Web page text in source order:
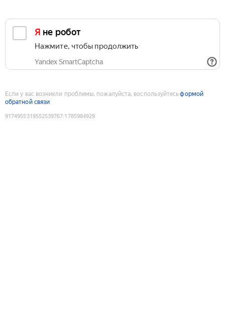
Я не робот
Нажмите, чтобы продолжить
Yandex SmartCaptcha
Если у вас возникли проблемы, пожалуйста, воспользуйтесьформой
обратной связи
9174955319552539767:1785984929